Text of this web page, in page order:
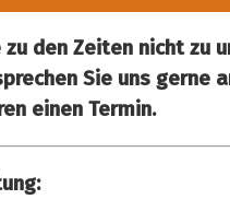
zu den Zeiten nicht zu
Sie uns gerne
einen Termin.